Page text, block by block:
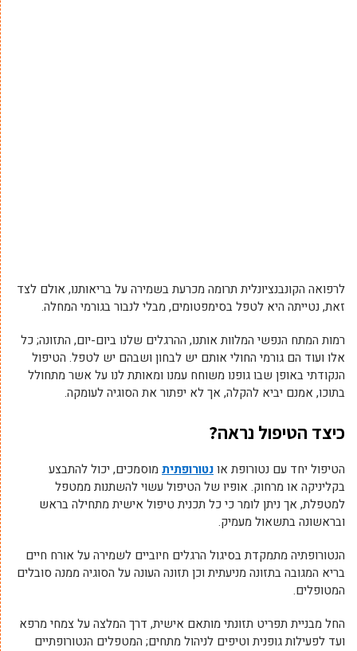
לרפואה הקונבנציונלית תרומה מכרעת בשמירה על בריאותנו, אולם לצד
זאת, נטייתה היא לטפל בסימפטומים, מבלי לנבור בגורמי המחלה.
רמות המתח הנפשי המלוות אותנו, ההרגלים שלנו ביום-יום, התזונה; כל
אלו ועוד הם גורמי החולי אותם יש לבחון ושבהם יש לטפל. הטיפול
הנקודתי באופן שבו גופנו משוחח עמנו ומאותת לנו על אשר מתחולל
בתוכו, אמנם יביא להקלה, אך לא יפתור את הסוגיה לעומקה.
כיצד הטיפול נראה?
הטיפול יחד עם נטורופת אונטורופתית מוסמכים, יכול להתבצע
בקליניקה או מרחוק. אופיו של הטיפול עשוי להשתנות ממטפל
למטפלת, אך ניתן לומר כי כל תכנית טיפול אישית מתחילה בראש
ובראשונה בתשאול מעמיק.
הנטורופתיה מתמקדת בסיגול הרגלים חיוביים לשמירה על אורח חיים
בריא המגובה בתזונה מניעתית וכן תזונה העונה על הסוגיה ממנה סובלים
המטופלים.
החל מבניית תפריט תזונתי מותאם אישית, דרך המלצה על צמחי מרפא
ועד לפעילות גופנית וטיפים לניהול מתחים; המטפלים הנטורופתיים